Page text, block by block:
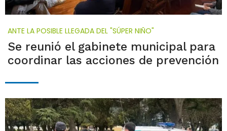
ANTE LA POSIBLE LLEGADA DEL "SÚPER NIÑO"
Se reunió el gabinete municipal para
coordinar las acciones de prevención